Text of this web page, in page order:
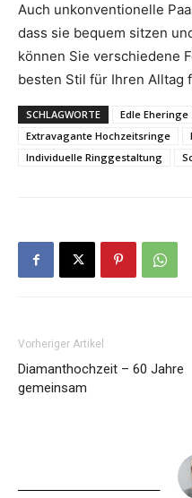
Auch unkonventionelle
dass sie bequem sitzen
können Sie verschiedene
besten Stil für Ihren Alltag
SCHLAGWORTE
Edle Eheringe
Extravagante Hochzeitsringe
Individuelle Ringgestaltung
Vorheriger Artikel
Diamanthochzeit – 60 Jahre
gemeinsam